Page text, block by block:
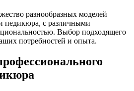
разнообразных моделей
педикюра, с различными
Выбор подходящего
потребностей и опыта.